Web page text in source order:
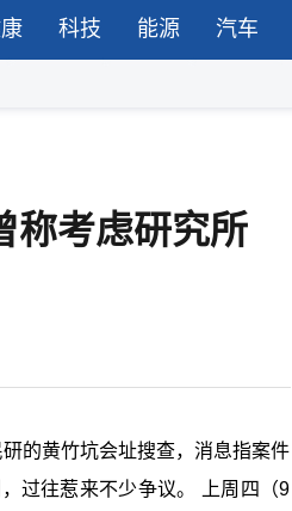
科技 能源 汽车
称考虑研究所
的黄竹坑会址搜查，消息指案件
过往惹来不少争议。 上周四（9